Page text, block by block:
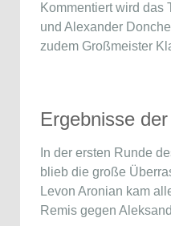
Kommentiert wird das
und Alexander
zudem Großmeister
Ergebnisse
In der ersten Runde
blieb die große
Levon Aronian kam
Remis gegen